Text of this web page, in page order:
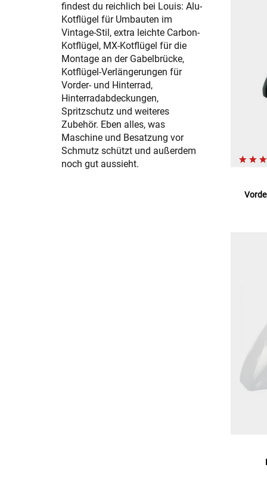
findest du reichlich bei Louis: Alu-
Kotflügel für Umbauten im
Vintage-Stil, extra leichte Carbon-
Kotflügel, MX-Kotflügel für die
Montage an der Gabelbrücke,
Kotflügel-Verlängerungen für
Vorder- und Hinterrad,
Hinterradabdeckungen,
Spritzschutz und weiteres
Zubehör. Eben alles, was
Maschine und Besatzung vor
Schmutz schützt und außerdem
noch gut aussieht.